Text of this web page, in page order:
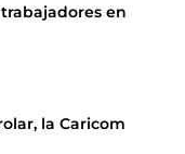
en
la Caricom